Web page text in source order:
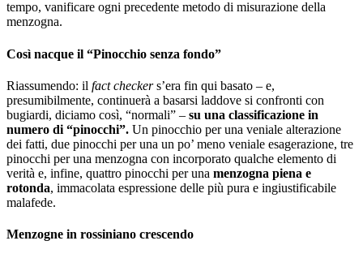
tempo, vanificare ogni precedente metodo di misurazione della
menzogna.
Così nacque il “Pinocchio senza fondo”
Riassumendo: il fact checkers’era fin qui basato – e,
presumibilmente, continuerà a basarsi laddove si confronti con
bugiardi, diciamo così, “normali” – su una classificazione in
numero di “pinocchi”. Un pinocchio per una veniale alterazione
dei fatti, due pinocchi per una un po’ meno veniale esagerazione, tre
pinocchi per una menzogna con incorporato qualche elemento di
verità e, infine, quattro pinocchi per una menzogna piena e
rotonda, immacolata espressione delle più pura e ingiustificabile
malafede.
Menzogne in rossiniano crescendo